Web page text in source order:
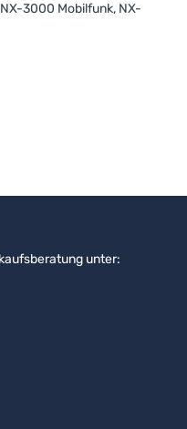
3000 Mobilfunk, NX-
unter: